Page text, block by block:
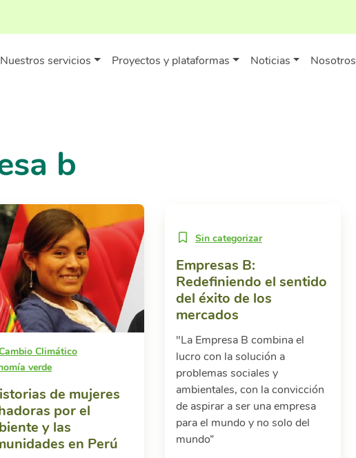
Nuestros servicios Proyectos y plataformas Noticias Nosotros
b
Climático
verde
de mujeres
por el
y las
en Perú
Sin categorizar
Empresas B:
Redefiniendo el sentido
del éxito de los
mercados
"La Empresa B combina el
lucro con la solución a
problemas sociales y
ambientales, con la convicción
de aspirar a ser una empresa
para el mundo y no solo del
mundo”